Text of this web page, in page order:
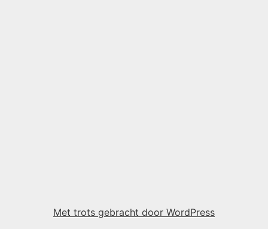
Met trots gebracht door WordPress